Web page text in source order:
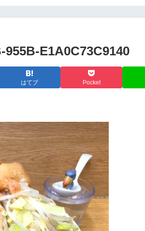
955B-E1A0C73C9140
はてブ Pocket